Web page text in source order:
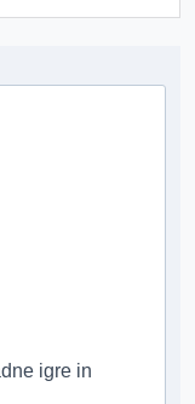
igre in